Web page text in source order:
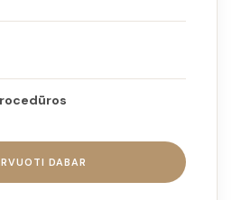
DABAR